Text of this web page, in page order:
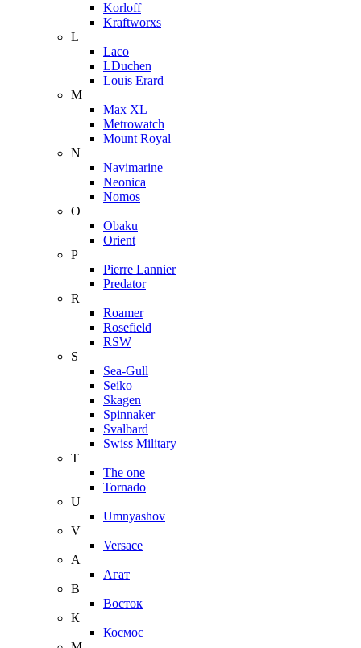
Korloff
Kraftworxs
L
Laco
LDuchen
Louis Erard
M
Max XL
Metrowatch
Mount Royal
N
Navimarine
Neonica
Nomos
O
Obaku
Orient
P
Pierre Lannier
Predator
R
Roamer
Rosefield
RSW
S
Sea-Gull
Seiko
Skagen
Spinnaker
Svalbard
Swiss Military
T
The one
Tornado
U
Umnyashov
V
Versace
А
Агат
В
Восток
К
Космос